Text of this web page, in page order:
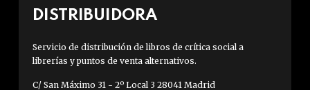
DISTRIBUIDORA
Servicio de distribución de libros de crítica social a
librerías y puntos de venta alternativos.
C/ San Máximo 31 - 2º Local 3 28041 Madrid